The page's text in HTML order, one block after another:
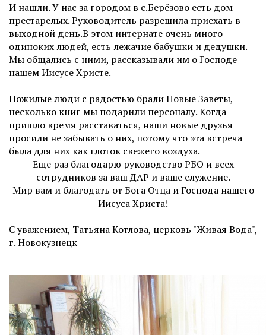
И нашли. У нас за городом в с.Берёзово есть дом
престарелых. Руководитель разрешила приехать в
выходной день.В этом интернате очень много
одиноких людей, есть лежачие бабушки и дедушки.
Мы общались с ними, рассказывали им о Господе
нашем Иисусе Христе.
Пожилые люди с радостью брали Новые Заветы,
несколько книг мы подарили персоналу. Когда
пришло время расставаться, наши новые друзья
просили не забывать о них, потому что эта встреча
была для них как глоток свежего воздуха.
Еще раз благодарю руководство РБО и всех
сотрудников за ваш ДАР и ваше служение.
Мир вам и благодать от Бога Отца и Господа нашего
Иисуса Христа!
С уважением, Татьяна Котлова, церковь "Живая Вода",
г. Новокузнецк